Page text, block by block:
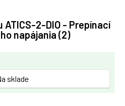
2-DIO - Prepínací
napájania (2)
sklade